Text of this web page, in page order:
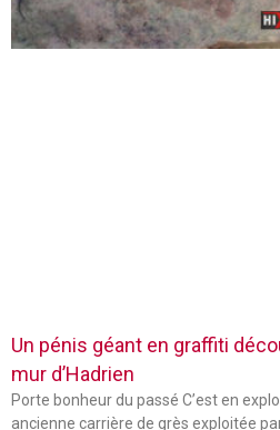
Un pénis géant en graffiti
mur d’Hadrien
Porte bonheur du passé C’est en
ancienne carrière de grès exploitée